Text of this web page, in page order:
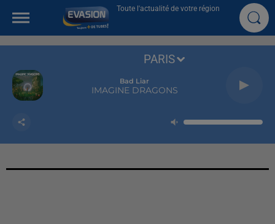
Toute l'actualité de votre région
Bad Liar
IMAGINE DRAGONS
PARIS